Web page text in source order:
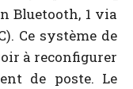
Bluetooth, 1 via
Ce système de
à reconfigurer
de poste. Le